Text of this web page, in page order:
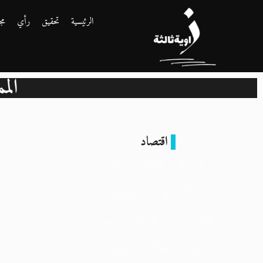
الرئيسية تحقيق رأي
اقتصاد